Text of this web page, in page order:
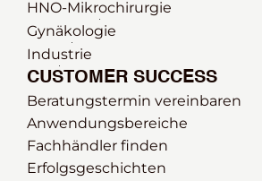
HNO-Mikrochirurgie
Gynäkologie
Industrie
CUSTOMER SUCCESS
Beratungstermin vereinbaren
Anwendungsbereiche
Fachhändler finden
Erfolgsgeschichten